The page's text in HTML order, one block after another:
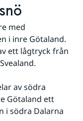
med
i inre Götaland.
ett lågtryck från
av södra
Götaland ett
i södra Dalarna